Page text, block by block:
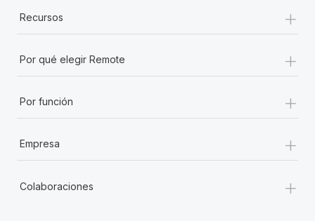
Recursos +
Por qué elegir Remote +
Por función +
Empresa +
Colaboraciones +